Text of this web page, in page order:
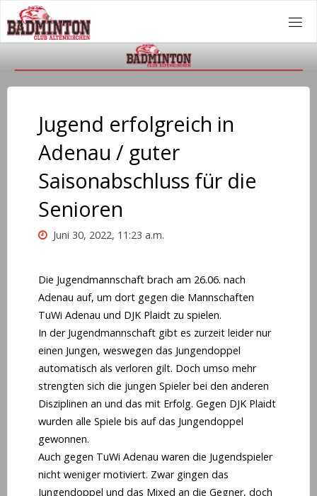
Zum
Inhalt
springen
Jugend erfolgreich in
Adenau / guter
Saisonabschluss für die
Senioren
Juni 30, 2022, 11:23 a.m.
Die Jugendmannschaft brach am 26.06. nach
Adenau auf, um dort gegen die Mannschaften
TuWi Adenau und DJK Plaidt zu spielen.
In der Jugendmannschaft gibt es zurzeit leider nur
einen Jungen, weswegen das Jungendoppel
automatisch als verloren gilt. Doch umso mehr
strengten sich die jungen Spieler bei den anderen
Disziplinen an und das mit Erfolg. Gegen DJK Plaidt
wurden alle Spiele bis auf das Jungendoppel
gewonnen.
Auch gegen TuWi Adenau waren die Jugendspieler
nicht weniger motiviert. Zwar gingen das
Jungendoppel und das Mixed an die Gegner, doch